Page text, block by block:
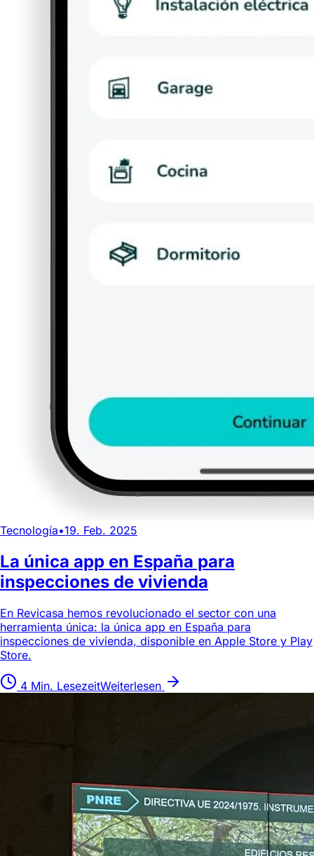
Tecnología•19. Feb. 2025
La única app en España para
inspecciones de vivienda
En Revicasa hemos revolucionado el sector con una
herramienta única: la única app en España para
inspecciones de vivienda, disponible en Apple Store y Play
Store.
4 Min. LesezeitWeiterlesen